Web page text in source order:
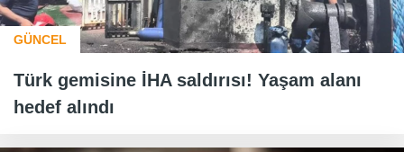
GÜNCEL
Türk gemisine İHA saldırısı! Yaşam alanı
hedef alındı